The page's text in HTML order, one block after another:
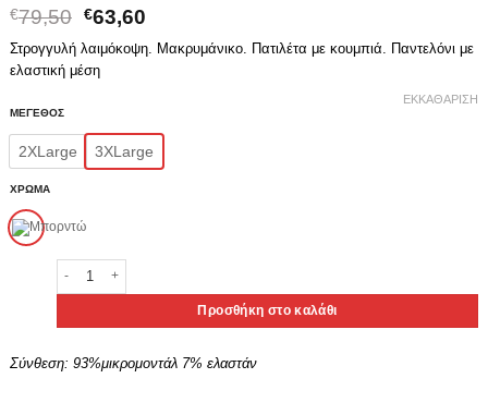
€79,50 Original
was:
€79,50.
€63,60Η
τιμή
Στρογγυλή λαιμόκοψη. Μακρυμάνικο. Πατιλέτα με κουμπιά. Παντελόνι με
ελαστική μέση
ΜΕΓΕΘΟΣ
2XLarge 3XLarge
ΧΡΩΜΑ
ΕΚΚΑΘΆΡΙΣΗ
Vamp Χειμερινό Γυναικείο Σετ Πιτζάμας Κωδ. 15078 ποσότητα
Προσθήκη στο καλάθι
Σύνθεση: 93%μικρομοντάλ 7% ελαστάν